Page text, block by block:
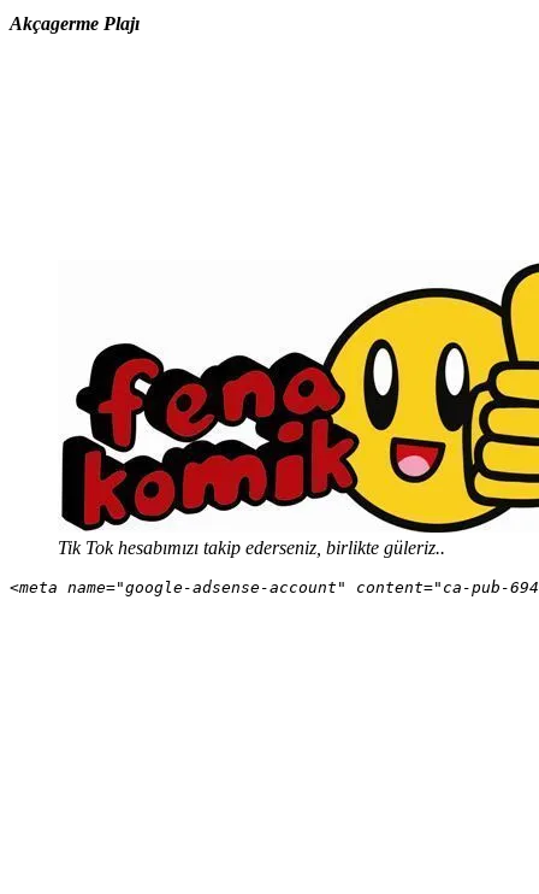
Akçagerme Plajı
Tik Tok hesabımızı takip ederseniz, birlikte güleriz..
<meta name="google-adsense-account" content="ca-pub-